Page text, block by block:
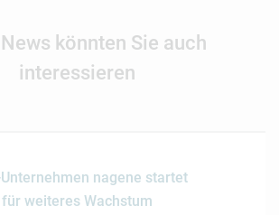
könnten Sie auch
interessieren
nagene startet
weiteres Wachstum